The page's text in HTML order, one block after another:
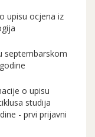
upisu ocjena iz
septembarskom
o upisu
studija
- prvi prijavni